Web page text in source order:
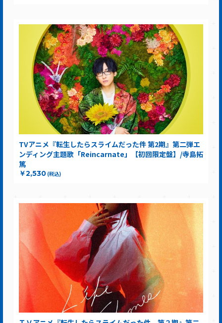
TVアニメ『転生したらスライムだった件 第2期』第二弾エ
ンディング主題歌「Reincarnate」【初回限定盤】/寺島拓
篤
￥2,530(税込)